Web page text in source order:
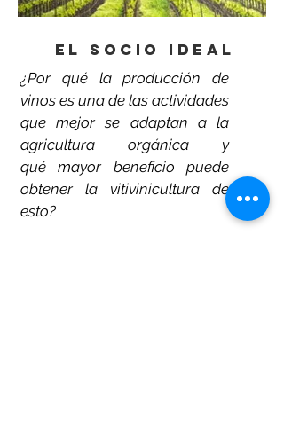
El socio ideal
¿Por qué la producción de
vinos es una de las actividades
que mejor se adaptan a la
agricultura orgánica y
qué mayor beneficio puede
obtener la vitivinicultura de
esto?